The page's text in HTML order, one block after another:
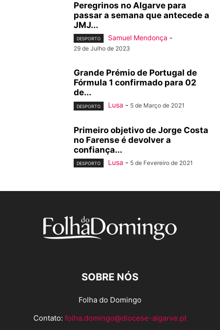
Peregrinos no Algarve para
passar a semana que antecede a
JMJ...
DESPORTO Samuel Mendonça -
29 de Julho de 2023
Grande Prémio de Portugal de
Fórmula 1 confirmado para 02
de...
DESPORTO Lusa - 5 de Março de 2021
Primeiro objetivo de Jorge Costa
no Farense é devolver a
confiança...
DESPORTO Lusa - 5 de Fevereiro de 2021
SOBRE NÓS
Folha do Domingo
Contato: folha.domingo@diocese-algarve.pt